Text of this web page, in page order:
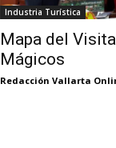
Industria Turística
Mapa del
Mágicos
Redacción Vallarta